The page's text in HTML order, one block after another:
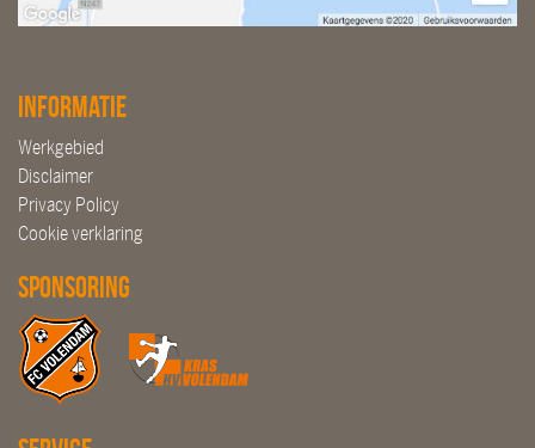
Informatie
Werkgebied
Disclaimer
Privacy Policy
Cookie verklaring
Sponsoring